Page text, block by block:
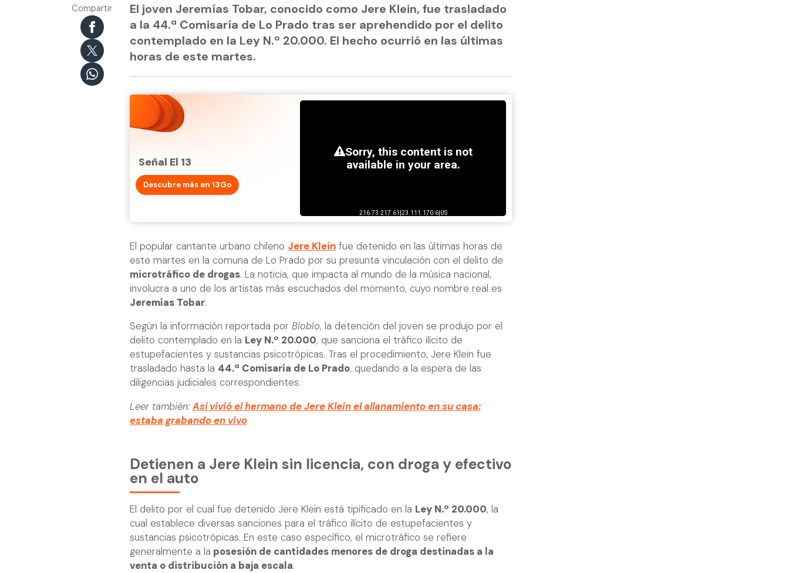
Compartir
El joven Jeremías Tobar, conocido como Jere Klein, fue trasladado
a la 44.ª Comisaría de Lo Prado tras ser aprehendido por el delito
contemplado en la Ley N.º 20.000. El hecho ocurrió en las últimas
horas de este martes.
Señal El 13
Descubre más en 13Go
El popular cantante urbano chileno Jere Klein fue detenido en las últimas horas de
este martes en la comuna de Lo Prado por su presunta vinculación con el delito de
microtráfico de drogas. La noticia, que impacta al mundo de la música nacional,
involucra a uno de los artistas más escuchados del momento, cuyo nombre real es
Jeremías Tobar.
Según la información reportada por Biobío, la detención del joven se produjo por el
delito contemplado en la Ley N.º 20.000, que sanciona el tráfico ilícito de
estupefacientes y sustancias psicotrópicas. Tras el procedimiento, Jere Klein fue
trasladado hasta la 44.ª Comisaría de Lo Prado, quedando a la espera de las
diligencias judiciales correspondientes.
Leer también:Así vivió el hermano de Jere Klein el allanamiento en su casa:
estaba grabando en vivo
Detienen a Jere Klein sin licencia, con droga y efectivo
en el auto
El delito por el cual fue detenido Jere Klein está tipificado en la Ley N.º 20.000, la
cual establece diversas sanciones para el tráfico ilícito de estupefacientes y
sustancias psicotrópicas. En este caso específico, el microtráfico se refiere
generalmente a la posesión de cantidades menores de droga destinadas a la
venta o distribución a baja escala.